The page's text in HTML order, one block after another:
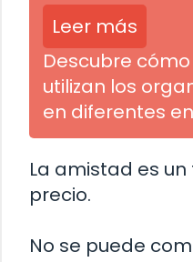
Leer más
Descubre
utilizan los
en diferentes
La amistad es
precio.
No se puede